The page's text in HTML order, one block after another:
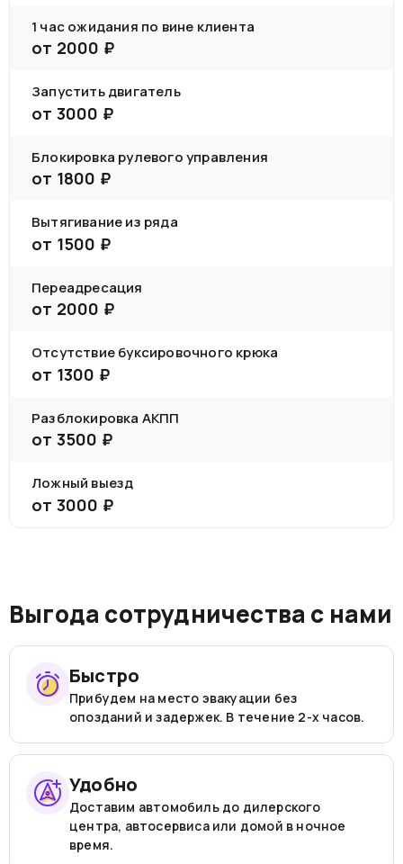
1 час ожидания по вине клиента
от 2000 ₽
Запустить двигатель
от 3000 ₽
Блокировка рулевого управления
от 1800 ₽
Вытягивание из ряда
от 1500 ₽
Переадресация
от 2000 ₽
Отсутствие буксировочного крюка
от 1300 ₽
Разблокировка АКПП
от 3500 ₽
Ложный выезд
от 3000 ₽
Выгода сотрудничества с нами
Быстро
Прибудем на место эвакуации без
опозданий и задержек. В течение 2-х часов.
Удобно
Доставим автомобиль до дилерского
центра, автосервиса или домой в ночное
время.